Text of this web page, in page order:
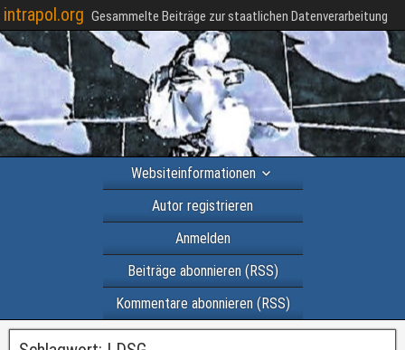
intrapol.org Gesammelte Beiträge zur staatlichen Datenverarbeitung
Websiteinformationen
Autor registrieren
Anmelden
Beiträge abonnieren (RSS)
Kommentare abonnieren (RSS)